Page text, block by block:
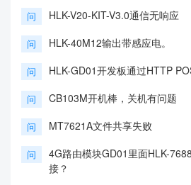
问 HLK-V20-KIT-V3.0通信无响应
问 HLK-40M12输出带感应电。
问 HLK-GD01开发板通过HTTP
问 CB103M开机棒，关机有问题
问 MT7621A文件共享失败
问
4G路由模块GD01里面HLK-
接？